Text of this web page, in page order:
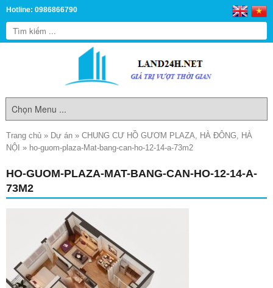
Hotline: 0986866790
Trang chủ » Dự án » CHUNG CƯ HỒ GƯƠM PLAZA, HÀ ĐÔNG, HÀ
NỘI » ho-guom-plaza-Mat-bang-can-ho-12-14-a-73m2
HO-GUOM-PLAZA-MAT-BANG-CAN-HO-12-14-A-
73M2